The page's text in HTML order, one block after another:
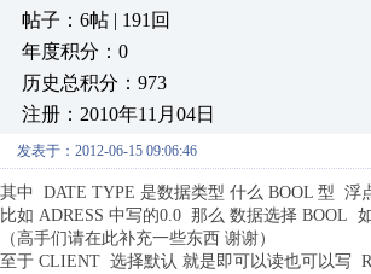
帖子：6帖 | 191回
年度积分：0
历史总积分：973
注册：2010年11月04日
发表于：2012-06-15 09:06:46
其中 DATE TYPE 是数据类型 什么 BOOL 型 浮
比如 ADRESS 中写的0.0 那么 数据选择 BOOL
（高手们请在此补充一些东西 谢谢）
至于 CLIENT 选择默认 就是即可以读也可以写